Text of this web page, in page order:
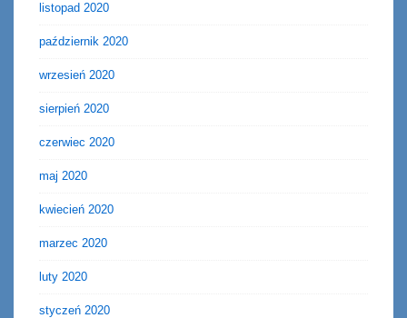
listopad 2020
październik 2020
wrzesień 2020
sierpień 2020
czerwiec 2020
maj 2020
kwiecień 2020
marzec 2020
luty 2020
styczeń 2020